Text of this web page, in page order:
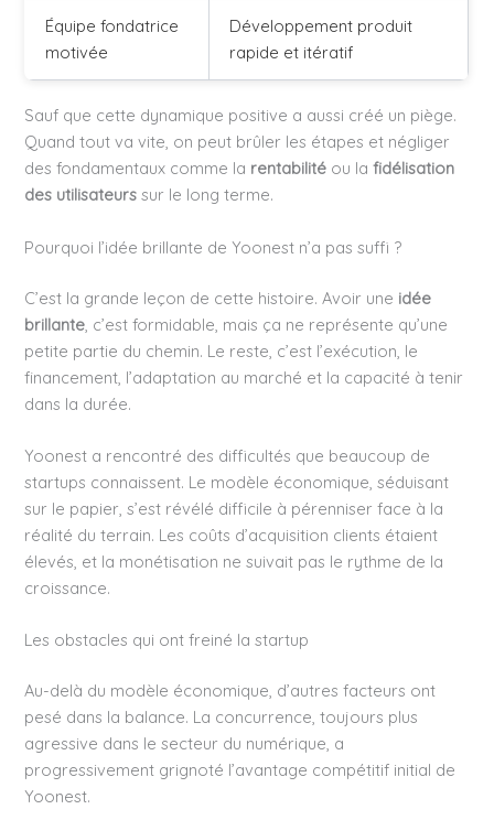
Équipe fondatrice
motivée
Développement produit
rapide et itératif
Sauf que cette dynamique positive a aussi créé un piège.
Quand tout va vite, on peut brûler les étapes et négliger
des fondamentaux comme la rentabilité ou lafidélisation
des utilisateurs sur le long terme.
Pourquoi l’idée brillante de Yoonest n’a pas suffi ?
C’est la grande leçon de cette histoire. Avoir une idée
brillante , c’est formidable, mais ça ne représente qu’une
petite partie du chemin. Le reste, c’est l’exécution, le
financement, l’adaptation au marché et la capacité à tenir
dans la durée.
Yoonest a rencontré des difficultés que beaucoup de
startups connaissent. Le modèle économique, séduisant
sur le papier, s’est révélé difficile à pérenniser face à la
réalité du terrain. Les coûts d’acquisition clients étaient
élevés, et la monétisation ne suivait pas le rythme de la
croissance.
Les obstacles qui ont freiné la startup
Au-delà du modèle économique, d’autres facteurs ont
pesé dans la balance. La concurrence, toujours plus
agressive dans le secteur du numérique, a
progressivement grignoté l’avantage compétitif initial de
Yoonest.